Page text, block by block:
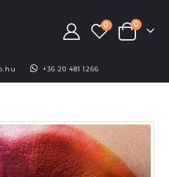
0 0
+36 20 481 1266